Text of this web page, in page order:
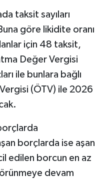
taksit sayıları
göre likidite oranı
için 48 taksit,
Değer Vergisi
ile bunlara bağlı
(ÖTV) ile 2026
borçlarda ise aşan
edilen borcun en az
devam